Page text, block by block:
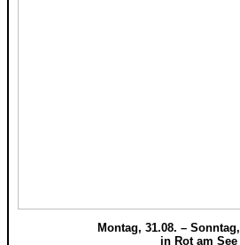
Montag, 31.08. –
in Rot am See